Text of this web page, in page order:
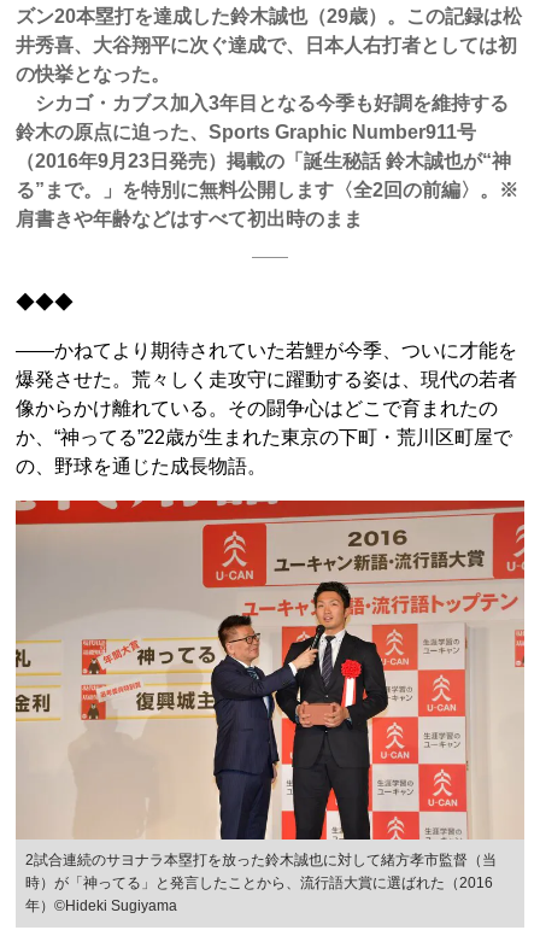
ズン20本塁打を達成した鈴木誠也（29歳）。この記録は松
井秀喜、大谷翔平に次ぐ達成で、日本人右打者としては初
の快挙となった。
シカゴ・カブス加入3年目となる今季も好調を維持する
鈴木の原点に迫った、Sports Graphic Number911号
（2016年9月23日発売）掲載の「誕生秘話 鈴木誠也が“神
る”まで。」を特別に無料公開します〈全2回の前編〉。※
肩書きや年齢などはすべて初出時のまま
◆◆◆
――かねてより期待されていた若鯉が今季、ついに才能を
爆発させた。荒々しく走攻守に躍動する姿は、現代の若者
像からかけ離れている。その闘争心はどこで育まれたの
か、“神ってる”22歳が生まれた東京の下町・荒川区町屋で
の、野球を通じた成長物語。
2試合連続のサヨナラ本塁打を放った鈴木誠也に対して緒方孝市監督（当
時）が「神ってる」と発言したことから、流行語大賞に選ばれた（2016
年）©︎Hideki Sugiyama